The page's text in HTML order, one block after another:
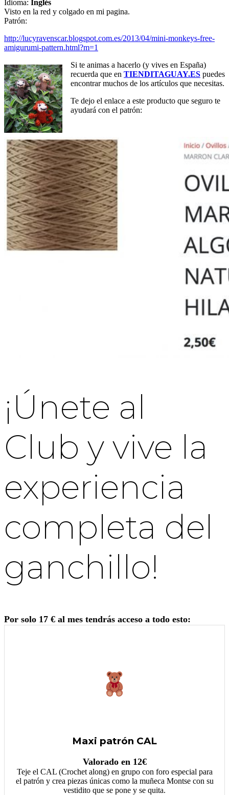
Idioma: Inglés
Visto en la red y colgado en mi pagina.
Patrón:
http://lucyravenscar.blogspot.com.es/2013/04/mini-monkeys-free-
amigurumi-pattern.html?m=1
Si te animas a hacerlo (y vives en España)
recuerda que en TIENDITAGUAY.ES puedes
encontrar muchos de los artículos que necesitas.
Te dejo el enlace a este producto que seguro te
ayudará con el patrón:
¡Únete al
Club y vive la
experiencia
completa del
ganchillo!
Por solo 17 € al mes tendrás acceso a todo esto:
Maxi patrón CAL
Valorado en 12€
Teje el CAL (Crochet along) en grupo con foro especial para
el patrón y crea piezas únicas como la muñeca Montse con su
vestidito que se pone y se quita.